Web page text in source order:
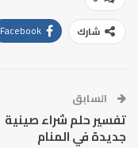
شارك Facebook
السابق
تفسير حلم شراء صينية
جديدة في المنام